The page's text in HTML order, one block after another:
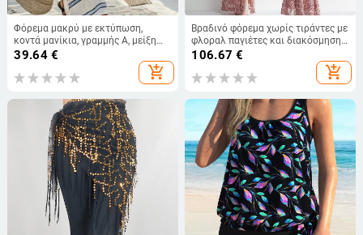
Φόρεμα μακρύ με εκτύπωση,
κοντά μανίκια, γραμμής Α, μείξη
λίνων, V‑λαιμό
39.64€
add_shopping_cart
Βραδινό φόρεμα χωρίς τιράντες με
φλοραλ παγιέτες και διακόσμηση
με χάντρες στην πλάτη, μακριά
φούστα, μέση μεσαίου πλάτους,
συνδυασμός πολυεστέρα-
106.67 €
add_shopping_cart